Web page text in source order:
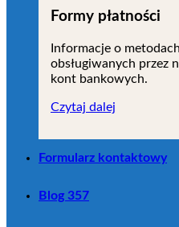
Formy płatności
Informacje o
obsługiwanych przez
kont bankowych.
Czytaj dalej
Formularz kontaktowy
Blog 357